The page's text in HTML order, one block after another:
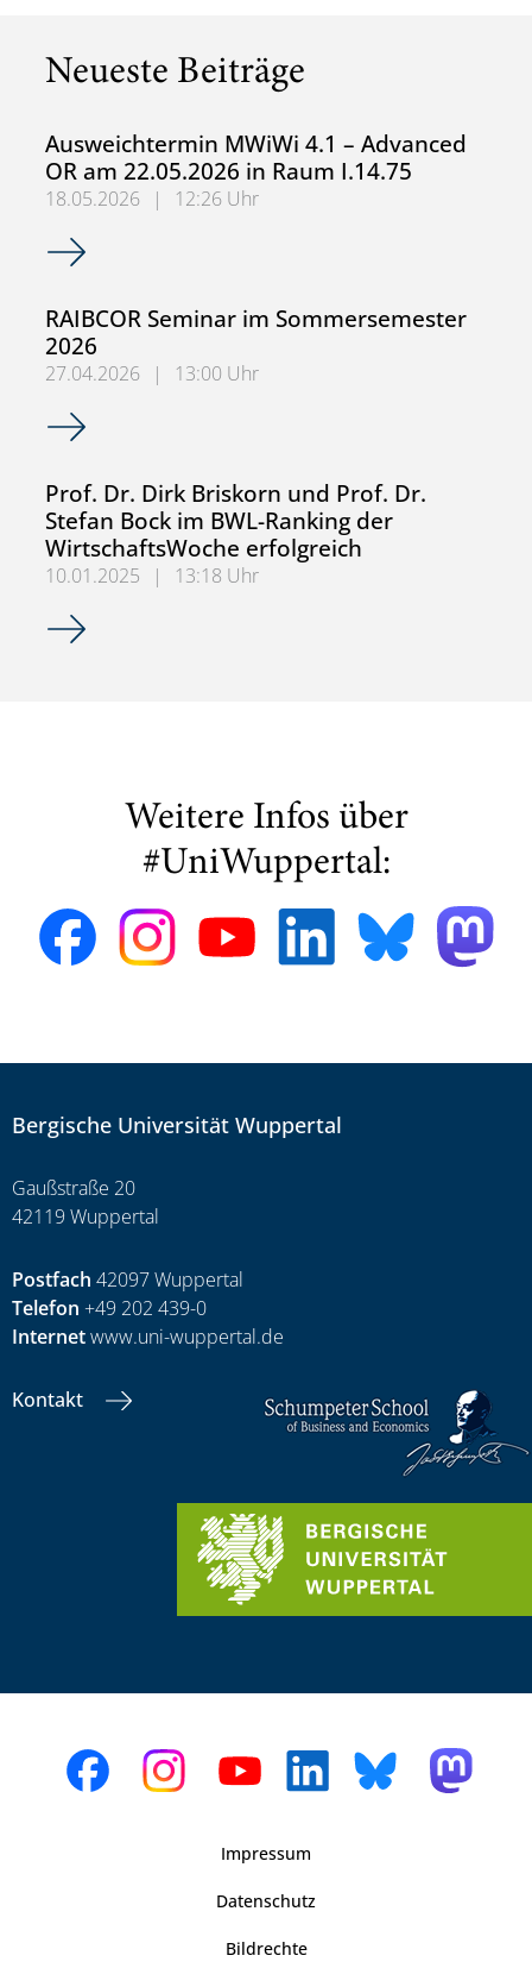
Neueste Beiträge
Ausweichtermin MWiWi 4.1 – Advanced
OR am 22.05.2026 in Raum I.14.75
18.05.2026 |
12:26 Uhr
Ausweichtermin MWiWi 4.1 – Advanced OR am
RAIBCOR Seminar im Sommersemester
2026
27.04.2026 |
13:00 Uhr
RAIBCOR Seminar im Sommersemester 2026
Prof. Dr. Dirk Briskorn und Prof. Dr.
Stefan Bock im BWL-Ranking der
WirtschaftsWoche erfolgreich
10.01.2025 |
13:18 Uhr
Prof. Dr. Dirk Briskorn und Prof. Dr. Stefan Bock im
Weitere Infos über
#UniWuppertal:
Bergische Universität Wuppertal
Gaußstraße 20
42119 Wuppertal
Postfach 42097 Wuppertal
Telefon +49 202 439-0
Internetwww.uni-wuppertal.de
Kontakt
Impressum
Datenschutz
Bildrechte